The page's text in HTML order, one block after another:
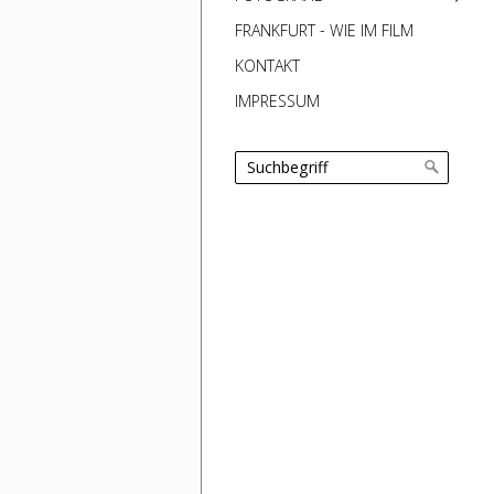
FRANKFURT - WIE IM FILM
KONTAKT
IMPRESSUM